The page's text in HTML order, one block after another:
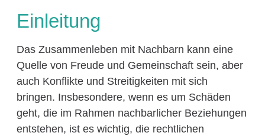
Einleitung
Das Zusammenleben mit Nachbarn kann eine
Quelle von Freude und Gemeinschaft sein, aber
auch Konflikte und Streitigkeiten mit sich
bringen. Insbesondere, wenn es um Schäden
geht, die im Rahmen nachbarlicher Beziehungen
entstehen, ist es wichtig, die rechtlichen